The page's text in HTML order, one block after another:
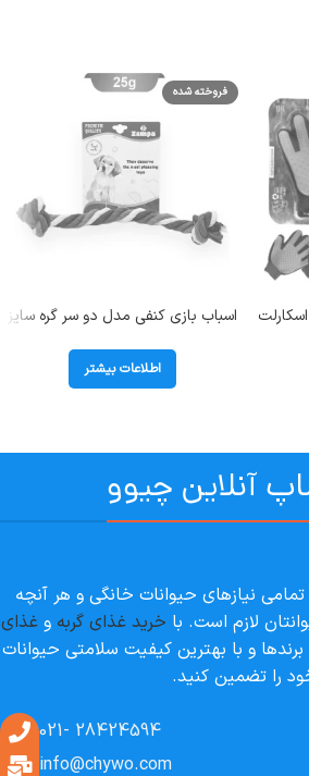
فروخته شده
اسباب بازی کنفی مدل دو سر گره سایز
اطلاعات بیشتر
آنلاین چیوو
نیازهای حیوانات خانگی و هر آنچه
لازم است. با خرید غذای گربه و غذای
برندها و با بهترین کیفیت سلامتی حیوانات
را تضمین کنید.
28424594 -021
info@chywo.com